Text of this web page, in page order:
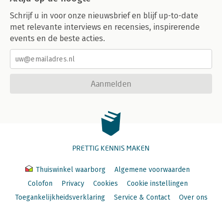
Schrijf u in voor onze nieuwsbrief en blijf up-to-date
met relevante interviews en recensies, inspirerende
events en de beste acties.
Aanmelden
PRETTIG KENNIS MAKEN
Thuiswinkel waarborg
Algemene voorwaarden
Colofon
Privacy Cookies
Cookie instellingen
Toegankelijkheidsverklaring
Service & Contact Over ons